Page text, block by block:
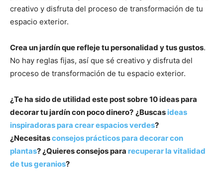
creativo y disfruta del proceso de transformación de tu
espacio exterior.
Crea un jardín que refleje tu personalidad y tus gustos.
No hay reglas fijas, así que sé creativo y disfruta del
proceso de transformación de tu espacio exterior.
¿Te ha sido de utilidad este post sobre 10 ideas para
decorar tu jardín con poco dinero? ¿Buscas ideas
inspiradoras para crear espacios verdes?
¿Necesitasconsejos prácticos para decorar con
plantas? ¿Quieres consejos para recuperar la vitalidad
de tus geranios?